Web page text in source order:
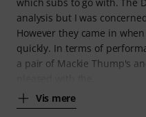
analysis but I was
However they came in
quickly. In terms of
a pair of Mackie Thump's
Vis mere